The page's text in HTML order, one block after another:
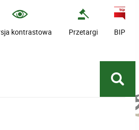
kontrastowa Przetargi BIP